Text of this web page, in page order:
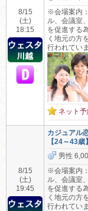
8/15
(土)
18:15
※会場案内
ル、会議室
を促進する
く地元の方
行われてい
ネット
8/15
(土)
19:45
カジュアル
【24～43歳】
男性
※会場案内
ル、会議室
を促進する
く地元の方
行われてい